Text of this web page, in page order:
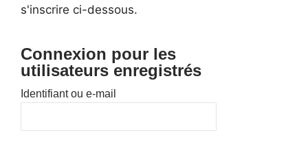
s'inscrire ci-dessous.
Connexion pour les
utilisateurs enregistrés
Identifiant ou e-mail